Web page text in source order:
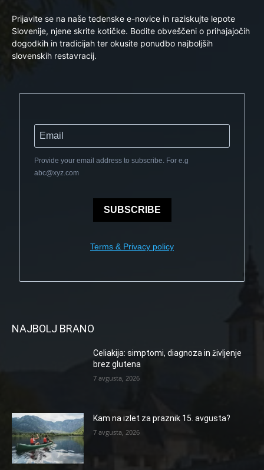
Prijavite se na naše tedenske e-novice in raziskujte lepote
Slovenije, njene skrite kotičke. Bodite obveščeni o prihajajočih
dogodkih in tradicijah ter okusite ponudbo najboljših
slovenskih restavracij.
Provide your email address to subscribe. For e.g
abc@xyz.com
SUBSCRIBE
Terms & Privacy policy
NAJBOLJ BRANO
Celiakija: simptomi, diagnoza in življenje
brez glutena
7 avgusta, 2026
Kam na izlet za praznik 15. avgusta?
7 avgusta, 2026